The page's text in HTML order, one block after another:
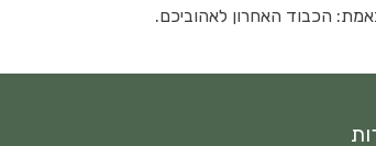
הכבוד האחרון לאהוביכם.